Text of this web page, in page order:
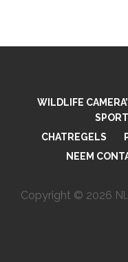
WILDLIFE
CHATREGELS
NEEM
Copyright © 2026